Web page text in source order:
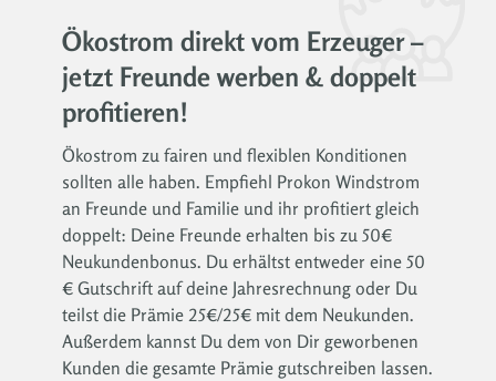
Ökostrom direkt vom Erzeuger –
jetzt Freunde werben & doppelt
profitieren!
Ökostrom zu fairen und flexiblen Konditionen
sollten alle haben. Empfiehl Prokon Windstrom
an Freunde und Familie und ihr profitiert gleich
doppelt: Deine Freunde erhalten bis zu 50€
Neukundenbonus. Du erhältst entweder eine 50
€ Gutschrift auf deine Jahresrechnung oder Du
teilst die Prämie 25€/25€ mit dem Neukunden.
Außerdem kannst Du dem von Dir geworbenen
Kunden die gesamte Prämie gutschreiben lassen.